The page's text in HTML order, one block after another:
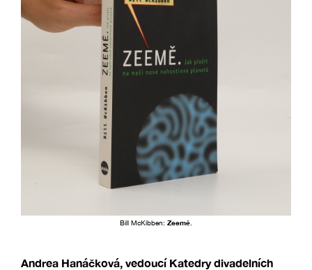
Bill McKibben: Zeemě
Andrea Hanáčková, vedoucí Katedry divadelních